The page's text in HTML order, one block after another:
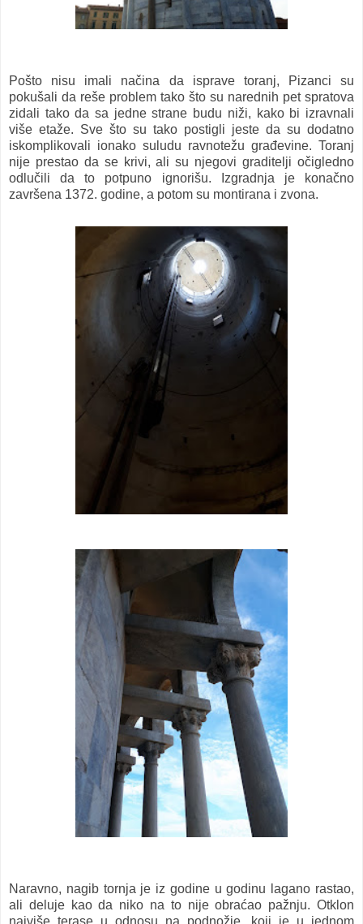
Pošto nisu imali načina da isprave toranj, Pizanci su
pokušali da reše problem tako što su narednih pet spratova
zidali tako da sa jedne strane budu niži, kako bi izravnali
više etaže. Sve što su tako postigli jeste da su dodatno
iskomplikovali ionako suludu ravnotežu građevine. Toranj
nije prestao da se krivi, ali su njegovi graditelji očigledno
odlučili da to potpuno ignorišu. Izgradnja je konačno
završena 1372. godine, a potom su montirana i zvona.
Naravno, nagib tornja je iz godine u godinu lagano rastao,
ali deluje kao da niko na to nije obraćao pažnju. Otklon